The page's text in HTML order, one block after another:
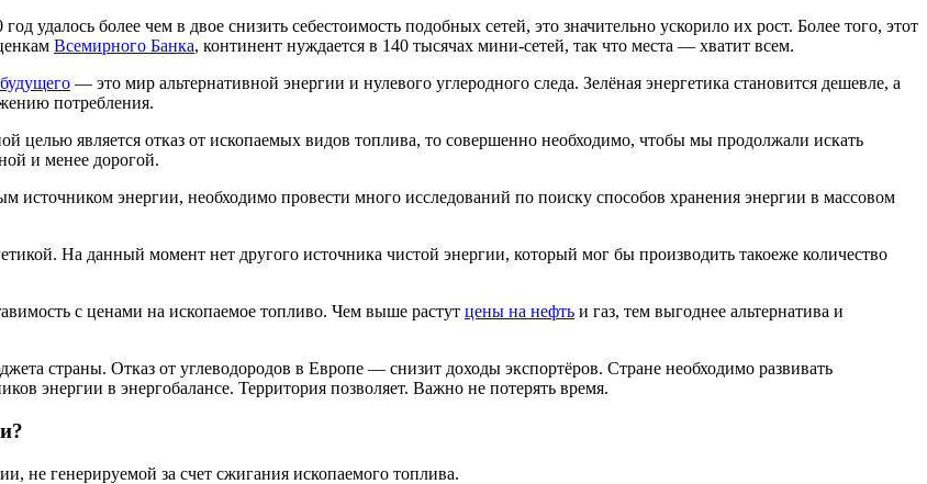
удалось более чем в двое снизить себестоимость подобных сетей, это значительно ускорило их рост. Более того, этот
Всемирного Банка, континент нуждается в 140 тысячах мини-сетей, так что места — хватит всем.
— это мир альтернативной энергии и нулевого углеродного следа. Зелёная энергетика становится дешевле, а
потребления.
целью является отказ от ископаемых видов топлива, то совершенно необходимо, чтобы мы продолжали искать
и менее дорогой.
энергии, необходимо провести много исследований по поиску способов хранения энергии в массовом
На данный момент нет другого источника чистой энергии, который мог бы производить такоеже количество
с ценами на ископаемое топливо. Чем выше растут цены на нефть и газ, тем выгоднее альтернатива и
страны. Отказ от углеводородов в Европе — снизит доходы экспортёров. Стране необходимо развивать
энергии в энергобалансе. Территория позволяет. Важно не потерять время.
не генерируемой за счет сжигания ископаемого топлива.